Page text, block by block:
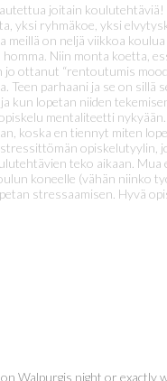
joitain koulutehtäviä!
yksi ryhmäkoe, yksi
meillä on neljä viikkoa koulua
Niin monta koetta,
jo ottanut “rentoutumis
Teen parhaani ja se on sillä
kun lopetan niiden
mentaliteetti
koska en tiennyt miten
opiskelutyylin,
teko aikaan. Mua
koneelle (vähän niinko
stressaamisen. Hyvä
Walpurgis night or exactly